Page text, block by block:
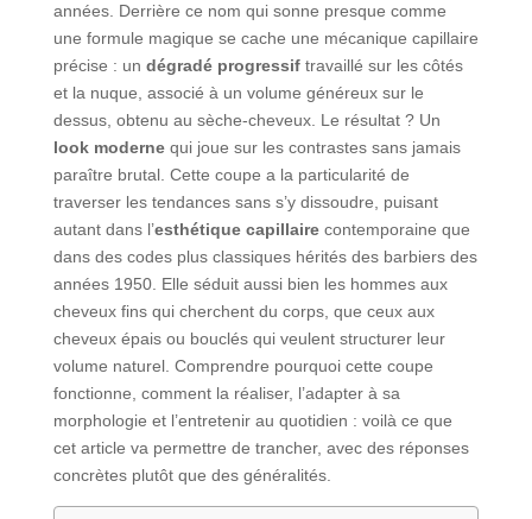
années. Derrière ce nom qui sonne presque comme
une formule magique se cache une mécanique capillaire
précise : un dégradé progressiftravaillé sur les côtés
et la nuque, associé à un volume généreux sur le
dessus, obtenu au sèche-cheveux. Le résultat ? Un
look modernequi joue sur les contrastes sans jamais
paraître brutal. Cette coupe a la particularité de
traverser les tendances sans s’y dissoudre, puisant
autant dans l’esthétique capillairecontemporaine que
dans des codes plus classiques hérités des barbiers des
années 1950. Elle séduit aussi bien les hommes aux
cheveux fins qui cherchent du corps, que ceux aux
cheveux épais ou bouclés qui veulent structurer leur
volume naturel. Comprendre pourquoi cette coupe
fonctionne, comment la réaliser, l’adapter à sa
morphologie et l’entretenir au quotidien : voilà ce que
cet article va permettre de trancher, avec des réponses
concrètes plutôt que des généralités.